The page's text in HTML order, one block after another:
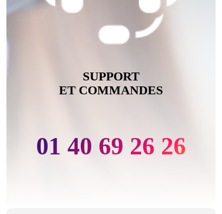
SUPPORT
ET COMMANDES
01 40 69 26 26